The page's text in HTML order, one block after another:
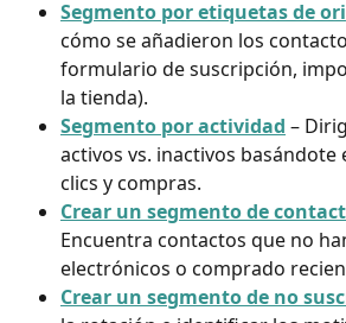
Segmento por etiquetas de
cómo se añadieron los
formulario de suscripción,
la tienda).
Segmento por actividad –
activos vs. inactivos basándote
clics y compras.
Crear un segmento de
Encuentra contactos que no
electrónicos o comprado
Crear un segmento de no